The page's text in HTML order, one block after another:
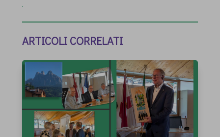
ARTICOLI CORRELATI